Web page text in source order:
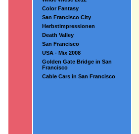
Color Fantasy
San Francisco City
Herbstimpressionen
Death Valley
San Francisco
USA - Mix 2008
Golden Gate Bridge in San
Francisco
Cable Cars in San Francisco